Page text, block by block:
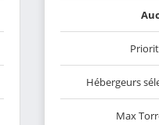
Hébergeurs
Max